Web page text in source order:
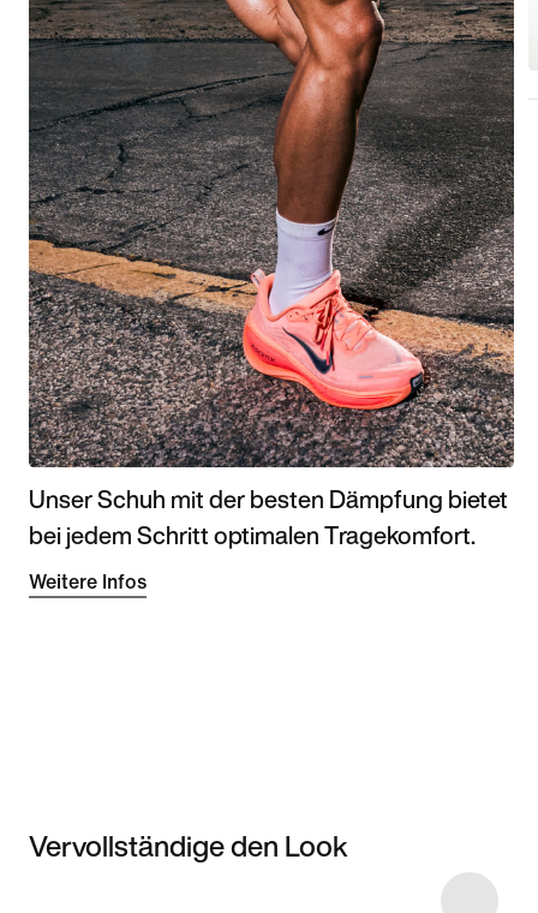
Unser Schuh mit der besten Dämpfung bietet
bei jedem Schritt optimalen Tragekomfort.
Weitere Infos
Vervollständige den Look